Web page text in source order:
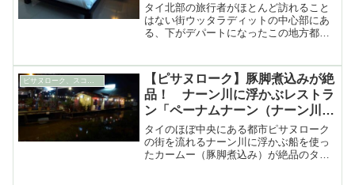
タイ北部の旅行者がほとんど訪れること
はない街ウッタラディットの中心部にあ
る、下がデパートになったこの地方都市
ピサヌローク、スコータイ、ウッタラディット&ペチャブーン
【ピサヌローク】豚脚煮込みが絶
品！ ナーン川に浮かぶレストラ
ン「ペーナムナーン（ナーン川の
いかだ）」
タイのほぼ中央にある都市ピサヌローク
の街を流れるナーン川に浮かぶ船を使っ
たカームー（豚脚煮込み）が絶品のタイ